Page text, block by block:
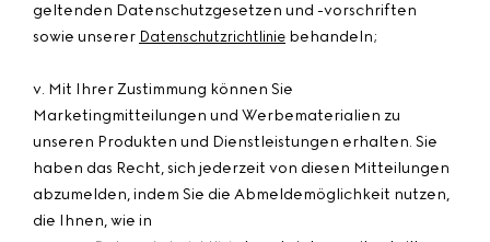
geltenden Datenschutzgesetzen und -vorschriften
sowie unserer Datenschutzrichtlinie behandeln;
v. Mit Ihrer Zustimmung können Sie
Marketingmitteilungen und Werbematerialien zu
unseren Produkten und Dienstleistungen erhalten. Sie
haben das Recht, sich jederzeit von diesen Mitteilungen
abzumelden, indem Sie die Abmeldemöglichkeit nutzen,
die Ihnen, wie in